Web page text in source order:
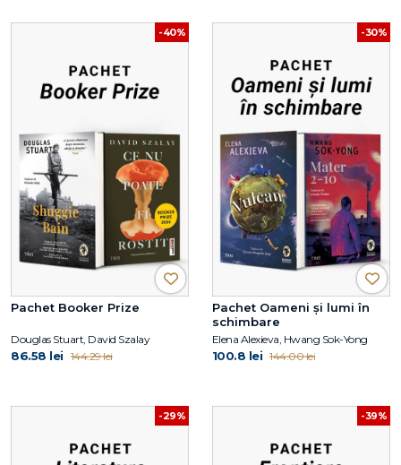
-40%
Pachet Booker Prize
Douglas Stuart, David Szalay
86.58 lei 144.29 lei
-30%
Pachet Oameni și lumi în
schimbare
Elena Alexieva, Hwang Sok-Yong
100.8 lei 144.00 lei
-29% -39%